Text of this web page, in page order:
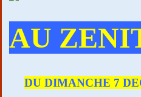
AU
DU DIMANCHE 7